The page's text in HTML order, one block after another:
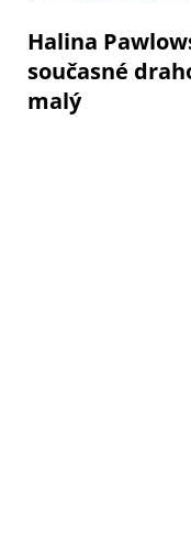
Halina
současné
malý